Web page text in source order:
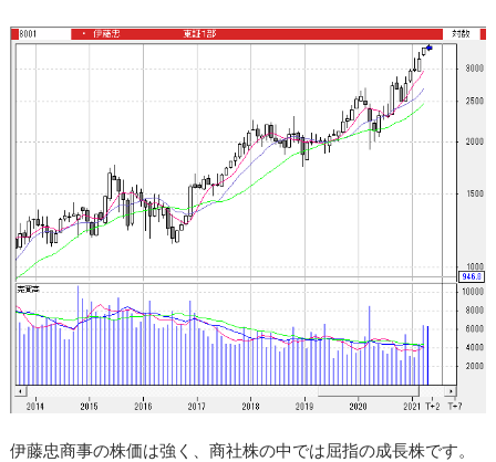
伊藤忠商事の株価は強く、商社株の中では屈指の成長株です。